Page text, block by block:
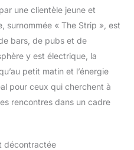
une clientèle jeune et
surnommée « The Strip », est
bars, de pubs et de
y est électrique, la
petit matin et l’énergie
pour ceux qui cherchent à
rencontres dans un cadre
décontractée